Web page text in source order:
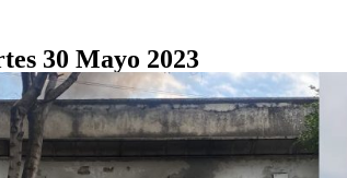
30 Mayo 2023